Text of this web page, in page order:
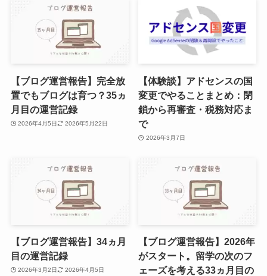
【ブログ運営報告】完全放
置でもブログは育つ？35ヵ
月目の運営記録
2026年4月5日 2026年5月22日
【体験談】アドセンスの国
変更でやることまとめ：閉
鎖から再審査・税務対応ま
で
2026年3月7日
【ブログ運営報告】34ヵ月
目の運営記録
2026年3月2日 2026年4月5日
【ブログ運営報告】2026年
がスタート。留学の次のフ
ェーズを考える33ヵ月目の